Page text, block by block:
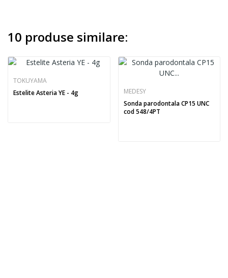
10 produse similare:
TOKUYAMA
Estelite Asteria YE - 4g
MEDESY
Sonda parodontala CP15 UNC
cod 548/4PT